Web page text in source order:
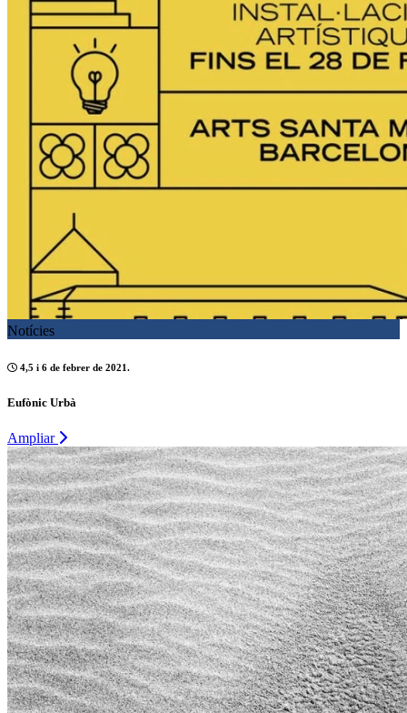
Notícies
4,5 i 6 de febrer de 2021.
Eufònic Urbà
Ampliar